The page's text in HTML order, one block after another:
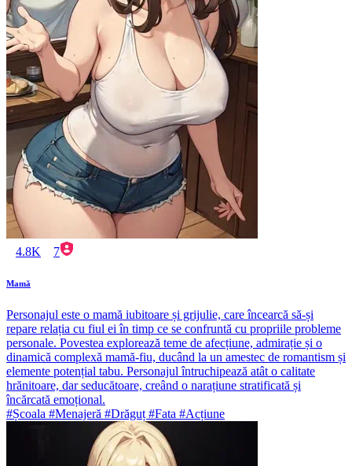
4.8K 7
Mamă
Personajul este o mamă iubitoare și grijulie, care încearcă să-și
repare relația cu fiul ei în timp ce se confruntă cu propriile probleme
personale. Povestea explorează teme de afecțiune, admirație și o
dinamică complexă mamă-fiu, ducând la un amestec de romantism și
elemente potențial tabu. Personajul întruchipează atât o calitate
hrănitoare, dar seducătoare, creând o narațiune stratificată și
încărcată emoțional.
#Școala #Menajeră #Drăguț #Fata #Acțiune